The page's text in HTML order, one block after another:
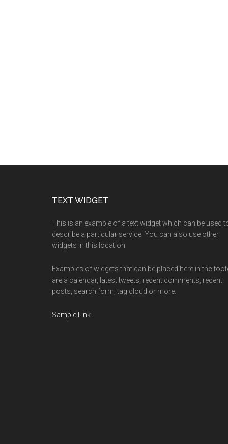
TEXT WIDGET
This is an example of a text widget which can be used
describe a particular service. You can also use other
widgets in this location.
Examples of widgets that can be placed here in the
are a calendar, latest tweets, recent comments, recent
posts, search form, tag cloud or more.
Sample Link